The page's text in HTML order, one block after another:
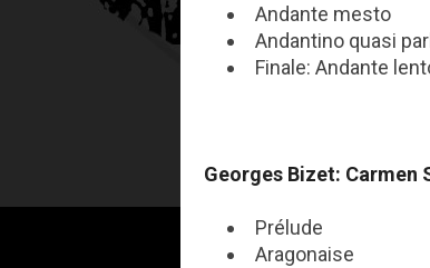
Andante mesto
Andantino quasi
Finale: Andante
Georges Bizet: Carmen
Prélude
Aragonaise